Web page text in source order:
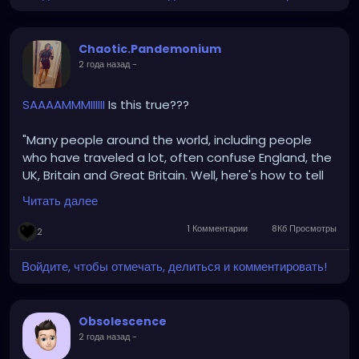
Chaotic.Pandemonium
2 года назад-
SAAAAMMMIIIIII Is this true???
"Many people around the world, including people
who have traveled a lot, often confuse England, the
UK, Britain and Great Britain. Well, here's how to tell
them apart:
England is a country and it's capital is London.
Great Britain is a set of 3 countries that united as a
single country and has its capital in London. Those 3
2. Scotland and
3. Wales.
Читать далее
2 1 Комментарии 8Кб Просмотры
Войдите, чтобы отмечать, делиться и комментировать!
Obsolescence
2 года назад-